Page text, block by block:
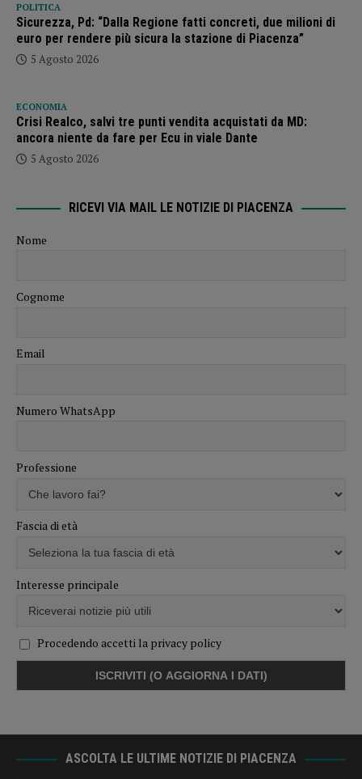
POLITICA
Sicurezza, Pd: “Dalla Regione fatti concreti, due milioni di
euro per rendere più sicura la stazione di Piacenza”
5 Agosto 2026
ECONOMIA
Crisi Realco, salvi tre punti vendita acquistati da MD:
ancora niente da fare per Ecu in viale Dante
5 Agosto 2026
RICEVI VIA MAIL LE NOTIZIE DI PIACENZA
Nome
Cognome
Email
Numero WhatsApp
Professione
Fascia di età
Interesse principale
Procedendo accetti la privacy policy
ASCOLTA LE ULTIME NOTIZIE DI PIACENZA